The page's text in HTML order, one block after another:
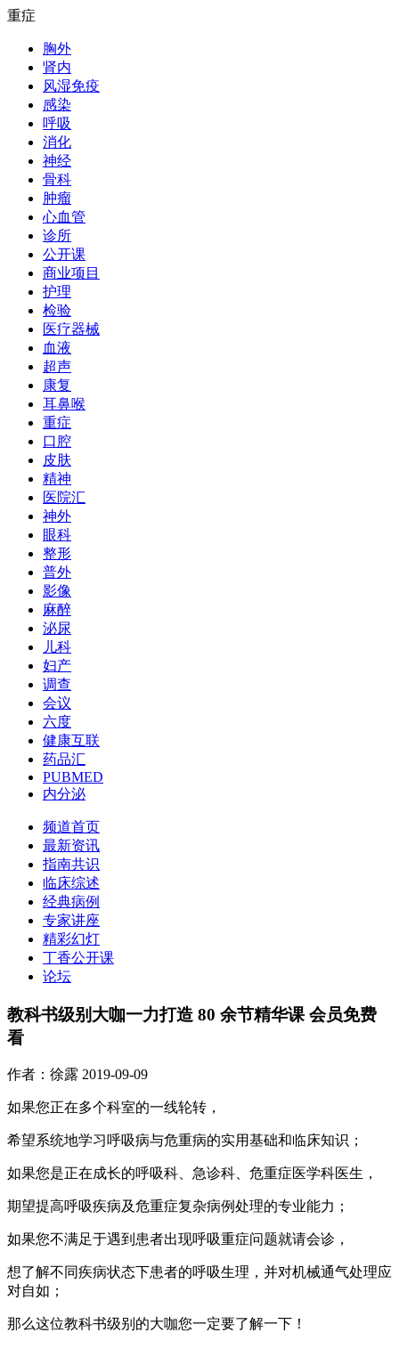
重症
胸外
肾内
风湿免疫
感染
呼吸
消化
神经
骨科
肿瘤
心血管
诊所
公开课
商业项目
护理
检验
医疗器械
血液
超声
康复
耳鼻喉
重症
口腔
皮肤
精神
医院汇
神外
眼科
整形
普外
影像
麻醉
泌尿
儿科
妇产
调查
会议
六度
健康互联
药品汇
PUBMED
内分泌
频道首页
最新资讯
指南共识
临床综述
经典病例
专家讲座
精彩幻灯
丁香公开课
论坛
教科书级别大咖一力打造 80 余节精华课 会员免费
看
作者：徐露 2019-09-09
如果您正在多个科室的一线轮转，
希望系统地学习呼吸病与危重病的实用基础和临床知识；
如果您是正在成长的呼吸科、急诊科、危重症医学科医生，
期望提高呼吸疾病及危重症复杂病例处理的专业能力；
如果您不满足于遇到患者出现呼吸重症问题就请会诊，
想了解不同疾病状态下患者的呼吸生理，并对机械通气处理应
对自如；
那么这位教科书级别的大咖您一定要了解一下！